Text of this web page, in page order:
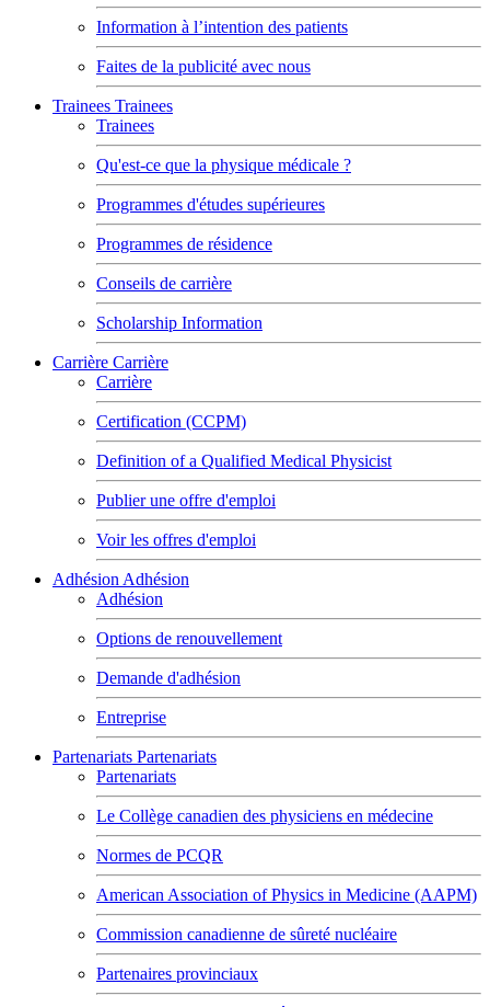
Information à l’intention des patients
Faites de la publicité avec nous
Trainees Trainees
Trainees
Qu'est-ce que la physique médicale ?
Programmes d'études supérieures
Programmes de résidence
Conseils de carrière
Scholarship Information
Carrière Carrière
Carrière
Certification (CCPM)
Definition of a Qualified Medical Physicist
Publier une offre d'emploi
Voir les offres d'emploi
Adhésion Adhésion
Adhésion
Options de renouvellement
Demande d'adhésion
Entreprise
Partenariats Partenariats
Partenariats
Le Collège canadien des physiciens en médecine
Normes de PCQR
American Association of Physics in Medicine (AAPM)
Commission canadienne de sûreté nucléaire
Partenaires provinciaux